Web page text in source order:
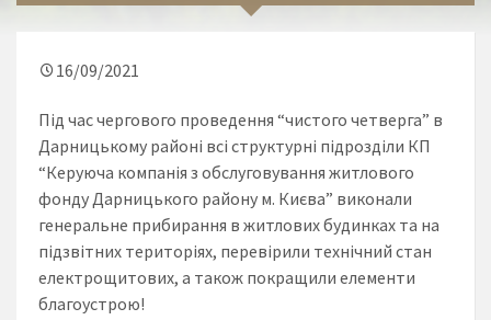
16/09/2021
Під час чергового проведення “чистого четверга” в
Дарницькому районі всі структурні підрозділи КП
“Керуюча компанія з обслуговування житлового
фонду Дарницького району м. Києва” виконали
генеральне прибирання в житлових будинках та на
підзвітних територіях, перевірили технічний стан
електрощитових, а також покращили елементи
благоустрою!